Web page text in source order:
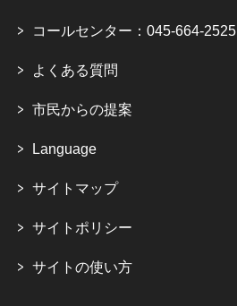
コールセンター：045-664-2525
よくある質問
市民からの提案
Language
サイトマップ
サイトポリシー
サイトの使い方